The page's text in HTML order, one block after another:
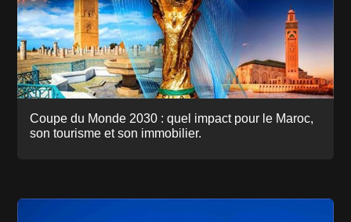
Coupe du Monde 2030 : quel impact pour le Maroc,
son tourisme et son immobilier.